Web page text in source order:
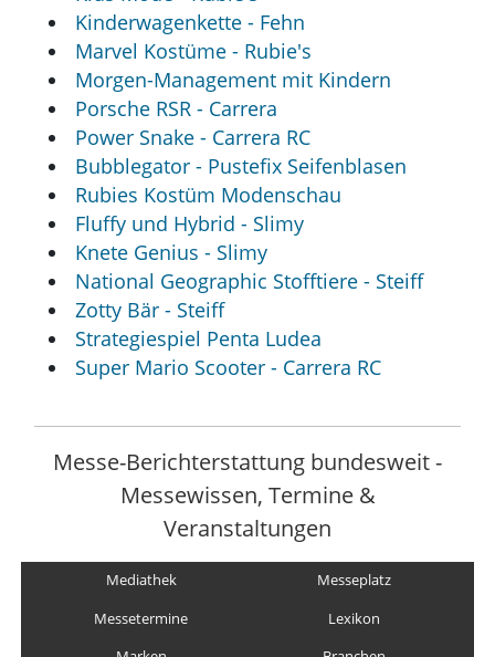
Kinderwagenkette - Fehn
Marvel Kostüme - Rubie's
Morgen-Management mit Kindern
Porsche RSR - Carrera
Power Snake - Carrera RC
Bubblegator - Pustefix Seifenblasen
Rubies Kostüm Modenschau
Fluffy und Hybrid - Slimy
Knete Genius - Slimy
National Geographic Stofftiere - Steiff
Zotty Bär - Steiff
Strategiespiel Penta Ludea
Super Mario Scooter - Carrera RC
Messe-Berichterstattung bundesweit -
Messewissen, Termine &
Veranstaltungen
Mediathek
Messeplatz
Messetermine
Lexikon